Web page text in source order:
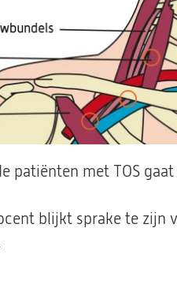
patiënten met TOS
blijkt sprake te zijn